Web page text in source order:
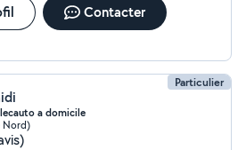
Contacter
Particulier
a domicile
Nord)